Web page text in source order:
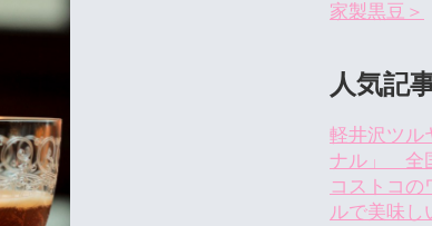
家製黒豆＞
人気記
軽井沢ツ
ナル」 全
コストコ
ルで美味し